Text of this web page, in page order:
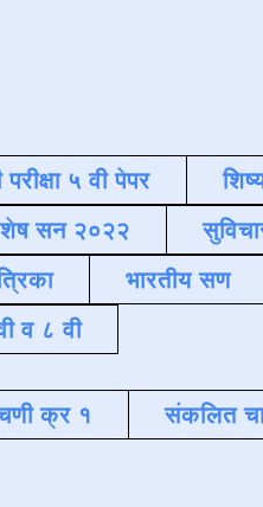
परीक्षा ५ वी पेपर
सन २०२२
भारतीय सण
व ८ वी
क्र १
संकलित